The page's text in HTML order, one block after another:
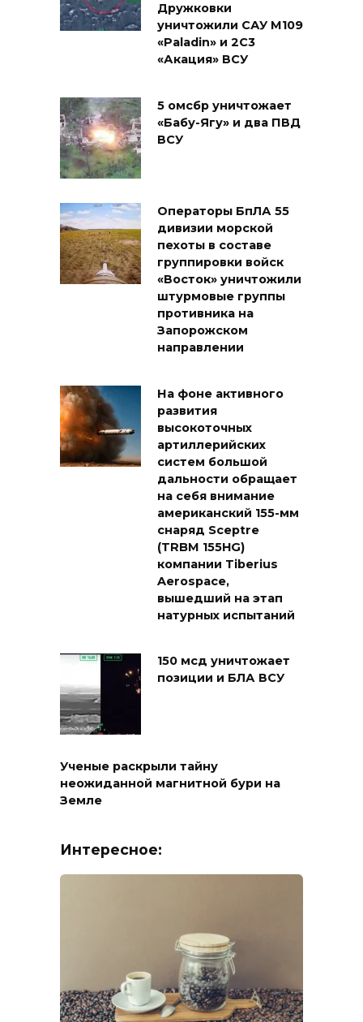
Дружковки
уничтожили САУ M109
«Paladin» и 2С3
«Акация» ВСУ
5 омсбр уничтожает
«Бабу-Ягу» и два ПВД
ВСУ
Операторы БпЛА 55
дивизии морской
пехоты в составе
группировки войск
«Восток» уничтожили
штурмовые группы
противника на
Запорожском
направлении
На фоне активного
развития
высокоточных
артиллерийских
систем большой
дальности обращает
на себя внимание
американский 155-мм
снаряд Sceptre
(TRBM 155HG)
компании Tiberius
Aerospace,
вышедший на этап
натурных испытаний
150 мсд уничтожает
позиции и БЛА ВСУ
Ученые раскрыли тайну
неожиданной магнитной бури на
Земле
Интересное: